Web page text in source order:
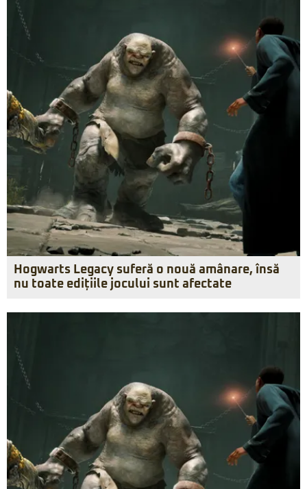
Hogwarts Legacy suferă o nouă amânare, însă
nu toate edițiile jocului sunt afectate